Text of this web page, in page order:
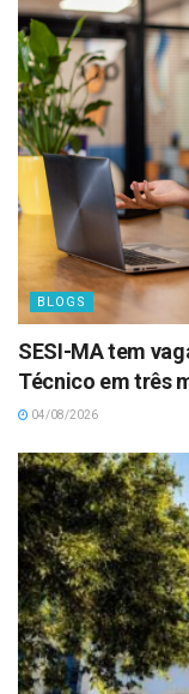
BLOGS
SESI-MA tem
Técnico em três
04/08/2026